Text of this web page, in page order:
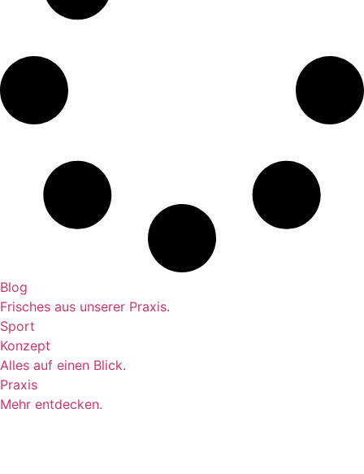
Blog
Frisches aus unserer Praxis.
Sport
Konzept
Alles auf einen Blick.
Praxis
Mehr entdecken.